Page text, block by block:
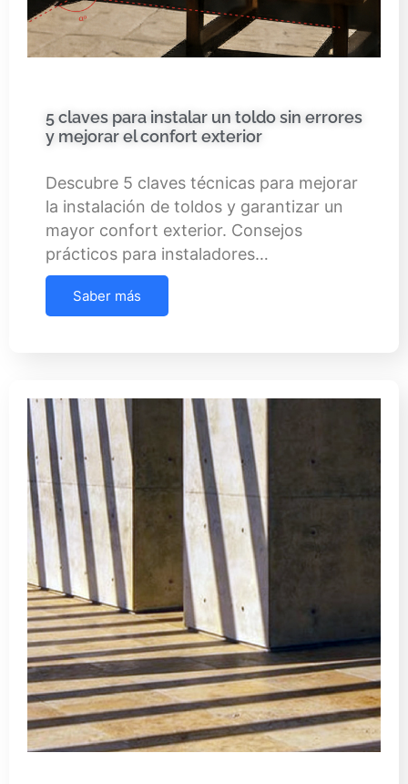
5 claves para instalar un toldo sin errores
y mejorar el confort exterior
Descubre 5 claves técnicas para mejorar
la instalación de toldos y garantizar un
mayor confort exterior. Consejos
prácticos para instaladores…
Saber más